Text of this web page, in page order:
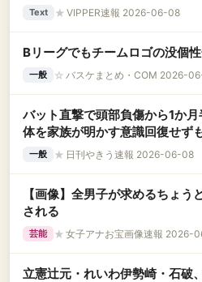
Text ★ VIPPER速報 2026-06-08
Bリーグでもチームロゴの没個
一般 ☆ バスケまとめ・COM 2026-
バット直撃で頭部負傷から1か
体を家族が明かす意識回復せず
を動かす」
一般 ★ 日刊やきう速報 2026-06-08
【画像】全男子が求めるちょ
される
芸能 ★ 女子アナお宝画像速報 2026-
立憲辻元・れいわ伊勢崎・石